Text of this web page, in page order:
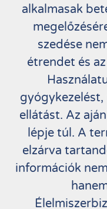
alkalmasak
szedése
étrendet és
gyógykezelést,
ellátást. Az
lépje túl. A
elzárva
információk